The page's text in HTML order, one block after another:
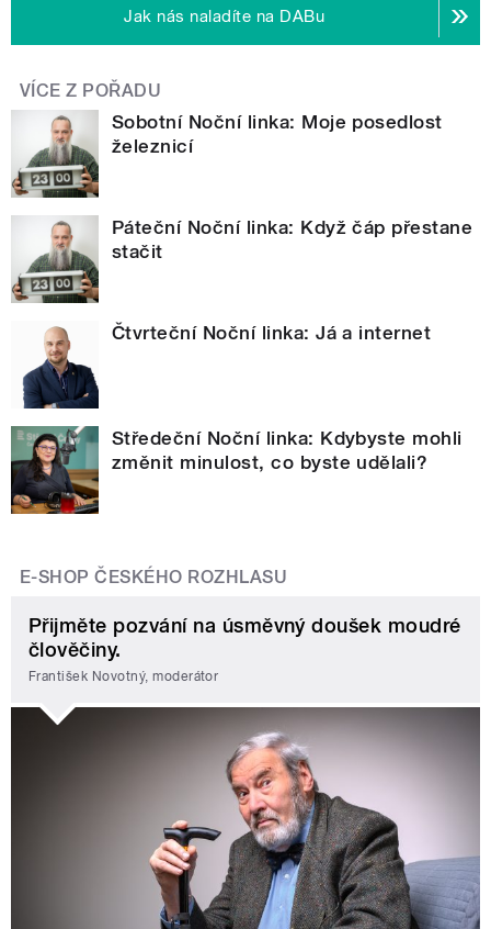
Jak nás naladíte na DABu
VÍCE Z POŘADU
Sobotní Noční linka: Moje posedlost
železnicí
Páteční Noční linka: Když čáp přestane
stačit
Čtvrteční Noční linka: Já a internet
Středeční Noční linka: Kdybyste mohli
změnit minulost, co byste udělali?
E-SHOP ČESKÉHO ROZHLASU
Přijměte pozvání na úsměvný doušek moudré
člověčiny.
František Novotný, moderátor